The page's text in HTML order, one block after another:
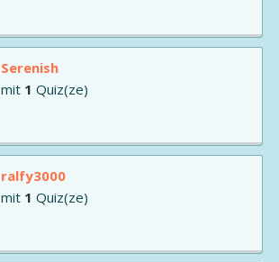
Serenish
mit 1 Quiz(ze)
ralfy3000
mit 1 Quiz(ze)